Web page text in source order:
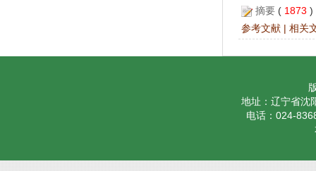
摘要 ( 1873
参考文献 | 相关
地址：辽宁省沈
电话：024-